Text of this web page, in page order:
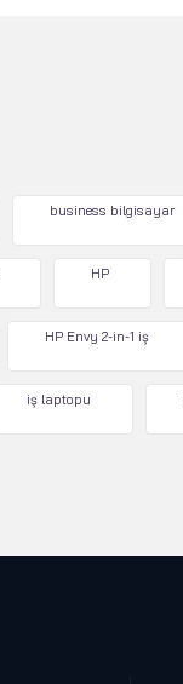
business bilgisayar
HP
HP Envy 2-in-1 iş
iş laptopu